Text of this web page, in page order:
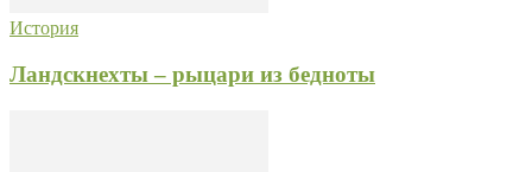
История
Ландскнехты – рыцари из бедноты